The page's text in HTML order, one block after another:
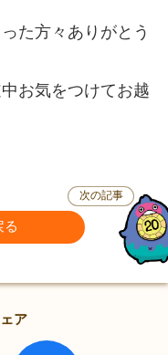
た方々ありがとう
お気をつけてお越
る
次の記事
ア